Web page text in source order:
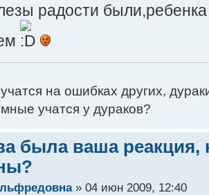
радости
на ошибках других,
учатся у дураков?
была ваша реакция,
» 04 июн 2009, 12:40